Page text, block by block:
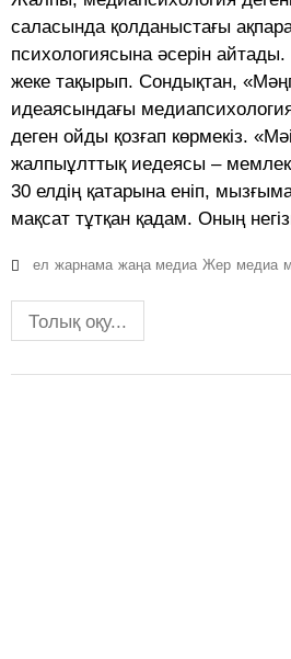
саласында қолданыстағы
психологиясына әсерін
жеке тақырып. Сондықтан,
идеаясындағы
деген ойды қозғап көрмекіз.
жалпыұлттық иедеясы –
30 елдің қатарына еніп,
мақсат тұтқан қадам. Оның
ел жарнама жаңа медиа Жер медиа
Толық оқу...